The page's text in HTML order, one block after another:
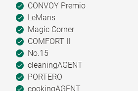
CONVOY Premio
LeMans
Magic Corner
COMFORT II
No.15
cleaningAGENT
PORTERO
cookingAGENT